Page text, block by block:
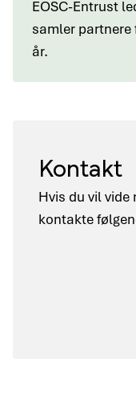
EOSC-Entrust
samler
år.
Kontakt
Hvis du vil vide
kontakte